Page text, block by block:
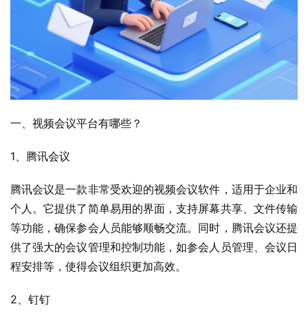
一、视频会议平台有哪些？
1、腾讯会议
腾讯会议是一款非常受欢迎的视频会议软件，适用于企业和
个人。它提供了简单易用的界面，支持屏幕共享、文件传输
等功能，确保参会人员能够顺畅交流。同时，腾讯会议还提
供了强大的会议管理和控制功能，如参会人员管理、会议日
程安排等，使得会议组织更加高效。
2、钉钉